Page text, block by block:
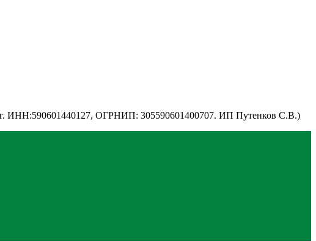
ИНН:590601440127, ОГРНИП: 305590601400707. ИП Путенков С.В.)